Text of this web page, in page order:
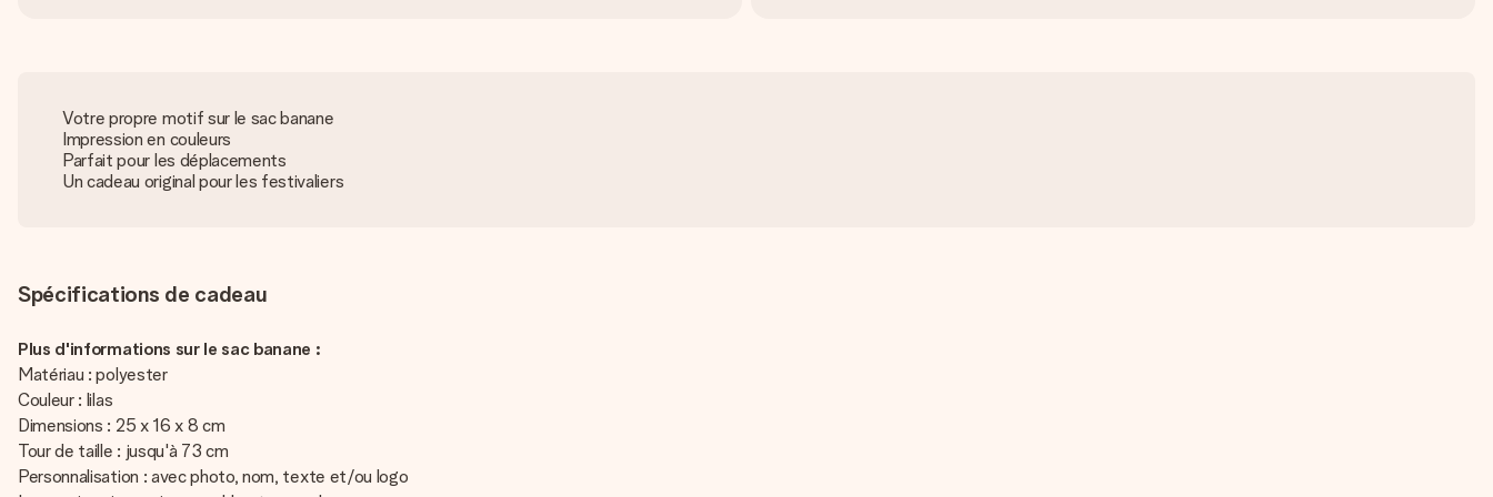
Votre propre motif sur le sac banane
Impression en couleurs
Parfait pour les déplacements
Un cadeau original pour les festivaliers
Spécifications de cadeau
Plus d'informations sur le sac banane :
Matériau : polyester
Couleur : lilas
Dimensions : 25 x 16 x 8 cm
Tour de taille : jusqu'à 73 cm
Personnalisation : avec photo, nom, texte et/ou logo